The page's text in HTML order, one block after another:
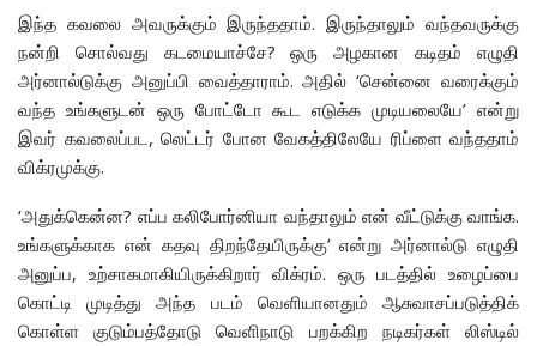
இந்த கவலை அவருக்கும் இருந்ததாம். இருந்தாலும் வந்தவருக்கு
நன்றி சொல்வது கடமையாச்சே? ஒரு அழகான கடிதம் எழுதி
அர்னால்டுக்கு அனுப்பி வைத்தாராம். அதில் ‘சென்னை வரைக்கும்
வந்த உங்களுடன் ஒரு போட்டோ கூட எடுக்க முடியலையே’ என்று
இவர் கவலைப்பட, லெட்டர் போன வேகத்திலேயே ரிப்ளை வந்ததாம்
விக்ரமுக்கு.
‘அதுக்கென்ன? எப்ப கலிபோர்னியா வந்தாலும் என் வீட்டுக்கு வாங்க.
உங்களுக்காக என் கதவு திறந்தேயிருக்கு’ என்று அர்னால்டு எழுதி
அனுப்ப, உற்சாகமாகியிருக்கிறார் விக்ரம். ஒரு படத்தில் உழைப்பை
கொட்டி முடித்து அந்த படம் வெளியானதும் ஆசுவாசப்படுத்திக்
கொள்ள குடும்பத்தோடு வெளிநாடு பறக்கிற நடிகர்கள் லிஸ்டில்